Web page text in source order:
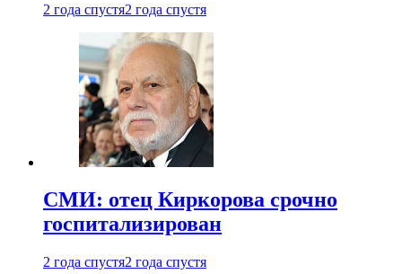
2 года спустя2 года спустя
СМИ: отец Киркорова срочно
госпитализирован
2 года спустя2 года спустя